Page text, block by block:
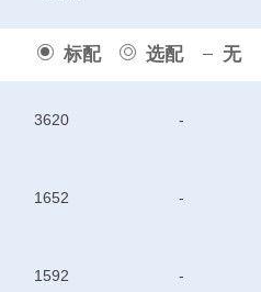
标配 选配 无
3620 -
1652 -
1592 -